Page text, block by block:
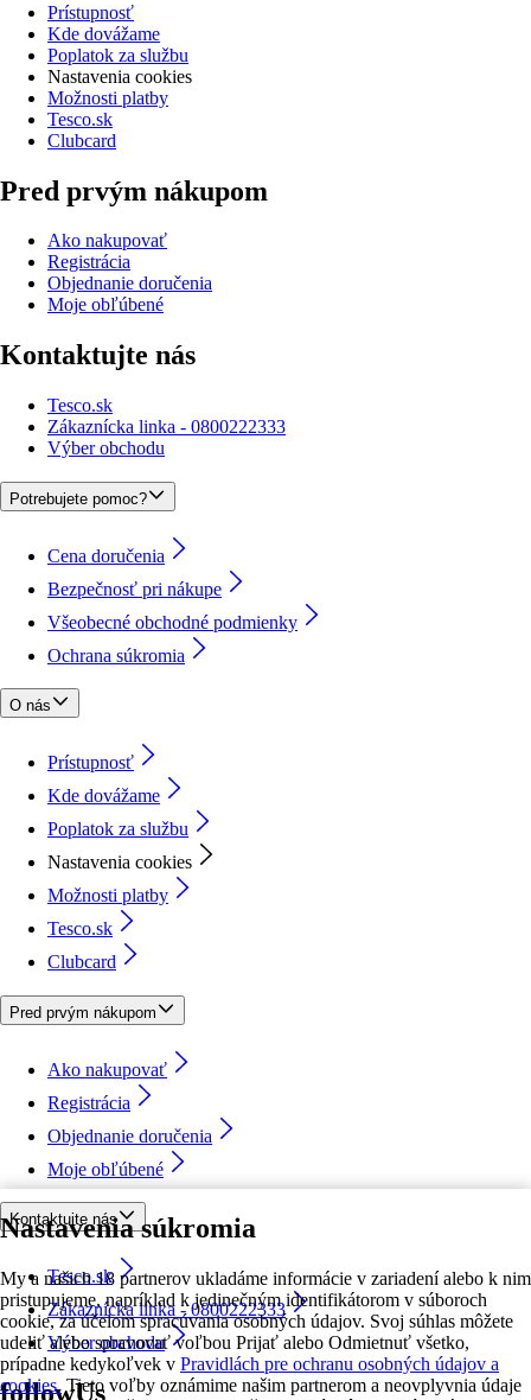
Nastavenia súkromia
My a našich 18 partnerov ukladáme informácie v zariadení alebo k nim
pristupujeme, napríklad k jedinečným identifikátorom v súboroch
cookie, za účelom spracúvania osobných údajov. Svoj súhlas môžete
udeliť alebo spravovať voľbou Prijať alebo Odmietnuť všetko,
prípadne kedykoľvek v Pravidlách pre ochranu osobných údajov a
cookies. Tieto voľby oznámime našim partnerom a neovplyvnia údaje
Prístupnosť
Kde dovážame
Poplatok za službu
Nastavenia cookies
Možnosti platby
Tesco.sk
Clubcard
Pred prvým nákupom
Ako nakupovať
Registrácia
Objednanie doručenia
Moje obľúbené
Kontaktujte nás
Tesco.sk
Zákaznícka linka - 0800222333
Výber obchodu
Potrebujete pomoc?
Cena doručenia
Bezpečnosť pri nákupe
Všeobecné obchodné podmienky
Ochrana súkromia
O nás
Prístupnosť
Kde dovážame
Poplatok za službu
Nastavenia cookies
Možnosti platby
Tesco.sk
Clubcard
Pred prvým nákupom
Ako nakupovať
Registrácia
Objednanie doručenia
Moje obľúbené
Kontaktujte nás
Tesco.sk
Zákaznícka linka - 0800222333
Výber obchodu
followUs